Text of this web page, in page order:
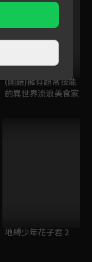
(國語)擁有超常技能
的異世界流浪美食家
地縛少年花子君 2